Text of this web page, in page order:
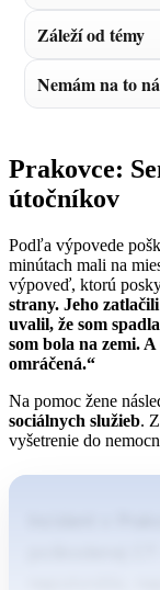
Záleží od témy
Nemám na to
Prakovce:
útočníkov
Podľa výpovede
minútach mali na
výpoveď, ktorú
strany. Jeho
uvalil, že som
som bola na zemi.
omráčená.“
Na pomoc žene
sociálnych služieb.
vyšetrenie do